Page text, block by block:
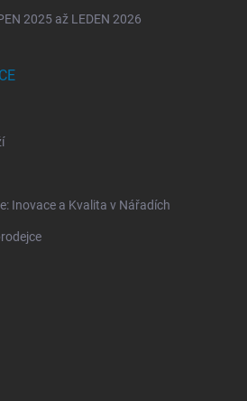
2025 až LEDEN 2026
Inovace a Kvalita v Nářadích